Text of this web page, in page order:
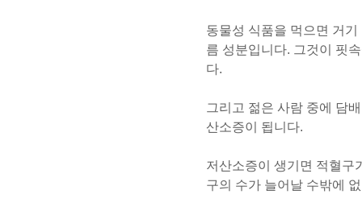
동물성 식품을 먹으면 거
름 성분입니다. 그것이 핏
다.
그리고 젊은 사람 중에 담
산소증이 됩니다.
저산소증이 생기면 적혈구
구의 수가 늘어날 수밖에